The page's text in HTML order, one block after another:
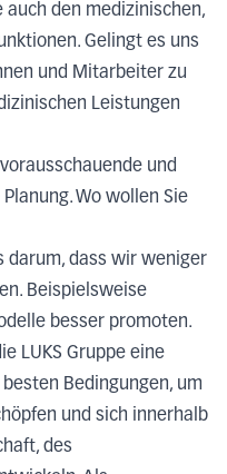
den medizinischen,
Gelingt es uns
und Mitarbeiter zu
Leistungen
und
Wo wollen Sie
darum, dass wir weniger
Beispielsweise
besser promoten.
LUKS Gruppe eine
Bedingungen, um
und sich innerhalb
des